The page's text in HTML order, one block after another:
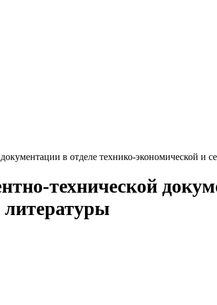
в отделе технико-экономической и
технической
литературы